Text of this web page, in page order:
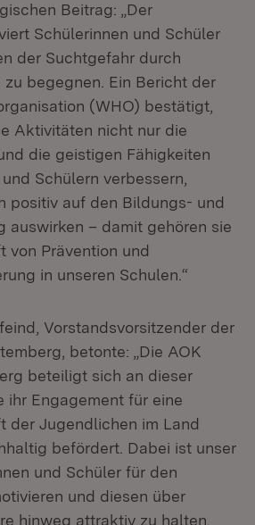
Beitrag: „Der
Schülerinnen und Schüler
der Suchtgefahr durch
begegnen. Ein Bericht der
(WHO) bestätigt,
Aktivitäten nicht nur die
die geistigen Fähigkeiten
Schülern verbessern,
positiv auf den Bildungs- und
auswirken – damit gehören sie
von Prävention und
in unseren Schulen.“
Vorstandsvorsitzender der
betonte: „Die AOK
beteiligt sich an dieser
ihr Engagement für eine
der Jugendlichen im Land
befördert. Dabei ist unser
und Schüler für den
und diesen über
hinweg attraktiv zu halten.